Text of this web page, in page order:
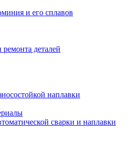
и его сплавов
деталей
наплавки
сварки и наплавки